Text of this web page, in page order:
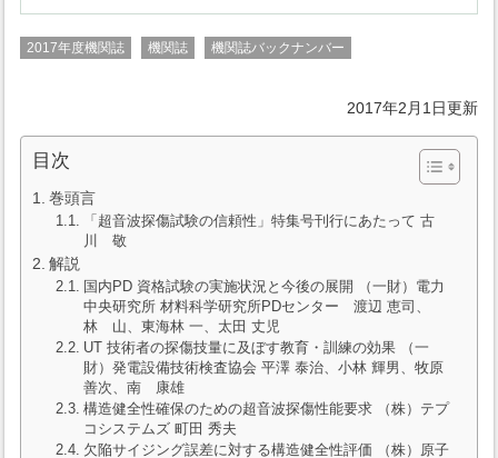
2017年度機関誌 機関誌 機関誌バックナンバー
2017年2月1日更新
目次
巻頭言
「超音波探傷試験の信頼性」特集号刊行にあたって 古
川 敬
解説
国内PD 資格試験の実施状況と今後の展開 （一財）電力
中央研究所 材料科学研究所PDセンター 渡辺 恵司、
林 山、東海林 一、太田 丈児
UT 技術者の探傷技量に及ぼす教育・訓練の効果 （一
財）発電設備技術検査協会 平澤 泰治、小林 輝男、牧原
善次、南 康雄
構造健全性確保のための超音波探傷性能要求 （株）テプ
コシステムズ 町田 秀夫
欠陥サイジング誤差に対する構造健全性評価 （株）原子